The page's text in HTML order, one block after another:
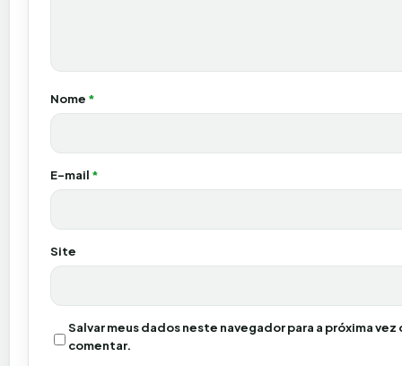
Nome *
E-mail *
Site
Salvar meus dados neste navegador para a próxima vez
comentar.